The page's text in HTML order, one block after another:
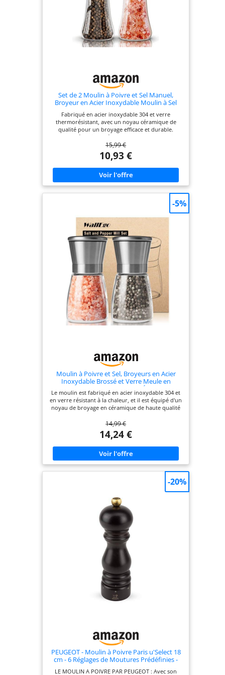
Rosendahl
Set de 2 Moulin à Poivre et Sel Manuel,
Broyeur en Acier Inoxydable Moulin à Sel
avec Meule Céramique Réglable [Sans
contenu d'épices]
Fabriqué en acier inoxydable 304 et verre
thermorésistant, avec un noyau céramique de
qualité pour un broyage efficace et durable.
Broyeur céramique réglable sur chaque moulin :
tournez pour choisir entre mouture fine ou
grossière, selon vos préférences. Corps en verre
transparent pour voir clairement les épices, avec
couvercles en acier pour garder les arômes frais.
Capacité généreuse par moulin, idéal pour
moudre sel, poivre, clous de girofle, cumin et
autres épices. Attention : verre fragile. Si
15,99 €
10,93 €
Moulin à Poivre et Sel, Broyeurs en Acier
Inoxydable Brossé et Verre Meule en
Céramique Réglable Broyeur à Épices Lot de
2 [Sans contenu d'épices]
Le moulin est fabriqué en acier inoxydable 304 et
en verre résistant à la chaleur, et il est équipé d'un
noyau de broyage en céramique de haute qualité
sécurité et durabilité. Un broyeur réglable en
céramique efficace et non corrosif se trouve sur le
dessus de chaque moulin à sel et à poivre. Que
vous préfériez une mouture fine ou grossière, il
vous suffit de tourner pour ajuster. Le corps
transparent en verre du moulin vous permet de
voir clairement les épices à l'intérieur sans vous
les couvercles en acier inclus pour fermer chaque
moulin. Chaque moulin à sel et à poivre individuel
offre une capacité généreuse et peut moudre non
seulement du sel et du poivre, mais aussi des
clous de girofle, du cumin etc. Étant donné la
fragilité des articles en verre pendant le transport,
si vous recevez un produit en verre cassé ou un
moulin qui ne fonctionne pas, veuillez nous
contacter. Notre équipe de service client dévouée
vous fournira la réponse la plus satisfaisante.
14,99 €
14,24 €
-5%
PEUGEOT - Moulin à Poivre Paris u'Select 18
cm - 6 Réglages de Moutures Prédéfinies -
LE MOULIN A POIVRE PAR PEUGEOT : Avec son
-20%